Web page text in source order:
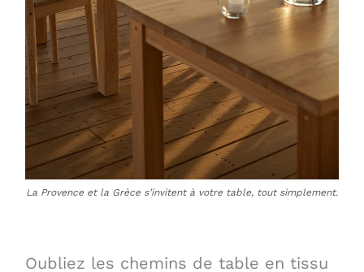
La Provence et la Grèce s’invitent à votre table, tout simplement.
Oubliez les chemins de table en tissu